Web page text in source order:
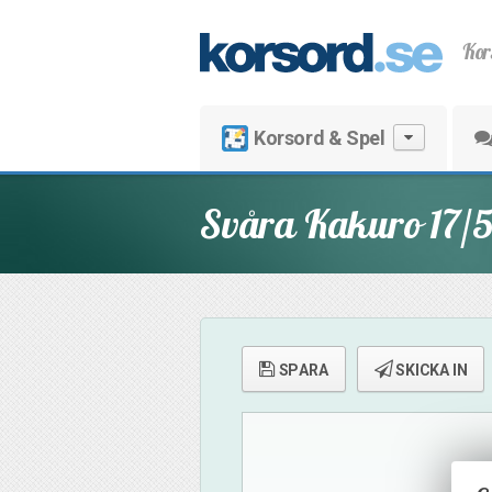
Korsord & Spel
Svåra Kakuro 17/5
SPARA SKICKA IN